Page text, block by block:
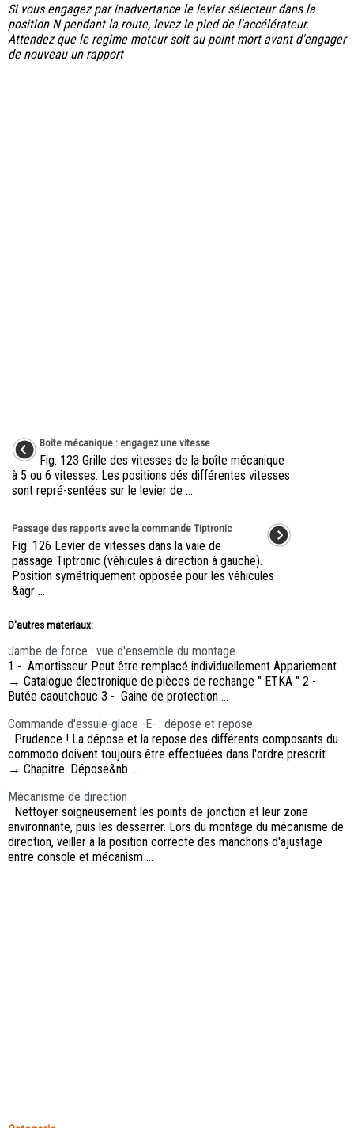
Si vous engagez par inadvertance le levier sélecteur dans la
position N pendant la route, levez le pied de l'accélérateur.
Attendez que le regime moteur soit au point mort avant d'engager
de nouveau un rapport
Boîte mécanique : engagez une vitesse
Fig. 123 Grille des vitesses de la boîte mécanique
à 5 ou 6 vitesses. Les positions dés différentes vitesses
sont repré-sentées sur le levier de ...
Passage des rapports avec la commande Tiptronic
Fig. 126 Levier de vitesses dans la vaie de
passage Tiptronic (véhicules à direction à gauche).
Position symétriquement opposée pour les vêhicules
&agr ...
D'autres materiaux:
Jambe de force : vue d'ensemble du montage
1 - Amortisseur Peut être remplacé individuellement Appariement
→ Catalogue électronique de pièces de rechange " ETKA " 2 -
Butée caoutchouc 3 - Gaine de protection ...
Commande d'essuie-glace -E- : dépose et repose
Prudence ! La dépose et la repose des différents composants du
commodo doivent toujours être effectuées dans l'ordre prescrit
→ Chapitre. Dépose&nb ...
Mécanisme de direction
Nettoyer soigneusement les points de jonction et leur zone
environnante, puis les desserrer. Lors du montage du mécanisme de
direction, veiller à la position correcte des manchons d'ajustage
entre console et mécanism ...